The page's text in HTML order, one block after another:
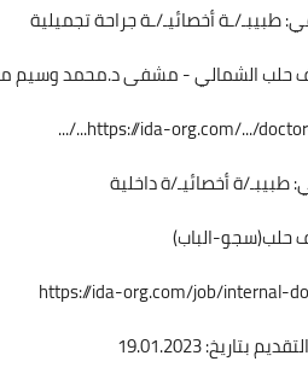
حلب الشمالي - مشفى د.محمد وسيم
https://ida-org.com/.../
.../...
حلب(سجو-الباب)
https://ida-org.com/job/internal-
19.01.2023